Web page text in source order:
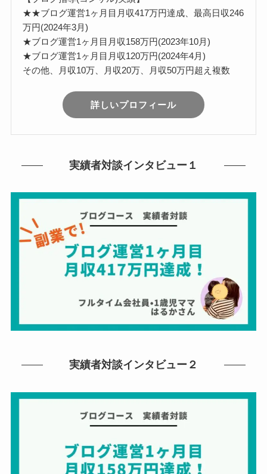
★★ブログ運営1ヶ月目月収417万円達成、最高日収246
万円(2024年3月)
★ブログ運営1ヶ月目月収158万円(2023年10月)
★ブログ運営1ヶ月目月収120万円(2024年4月)
その他、月収10万、月収20万、月収50万円超え複数
詳しいプロフィール
実績者対談インタビュー１
実績者対談インタビュー２